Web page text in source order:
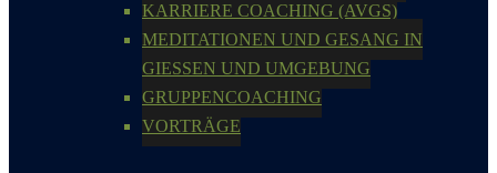
KARRIERE COACHING (AVGS)
MEDITATIONEN UND GESANG IN
GIESSEN UND UMGEBUNG
GRUPPENCOACHING
VORTRÄGE